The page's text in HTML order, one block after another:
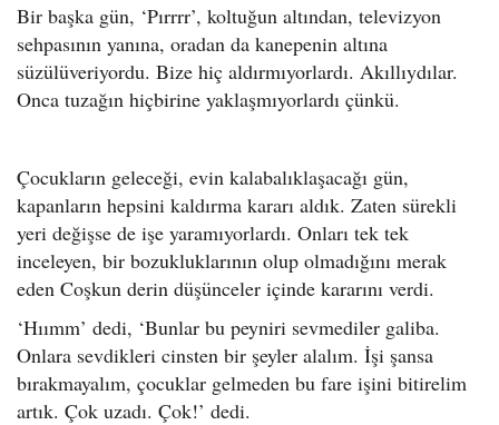
Bir başka gün, ‘Pırrrr’, koltuğun altından, televizyon
sehpasının yanına, oradan da kanepenin altına
süzülüveriyordu. Bize hiç aldırmıyorlardı. Akıllıydılar.
Onca tuzağın hiçbirine yaklaşmıyorlardı çünkü.
Çocukların geleceği, evin kalabalıklaşacağı gün,
kapanların hepsini kaldırma kararı aldık. Zaten sürekli
yeri değişse de işe yaramıyorlardı. Onları tek tek
inceleyen, bir bozukluklarının olup olmadığını merak
eden Coşkun derin düşünceler içinde kararını verdi.
‘Hıımm’ dedi, ‘Bunlar bu peyniri sevmediler galiba.
Onlara sevdikleri cinsten bir şeyler alalım. İşi şansa
bırakmayalım, çocuklar gelmeden bu fare işini bitirelim
artık. Çok uzadı. Çok!’ dedi.